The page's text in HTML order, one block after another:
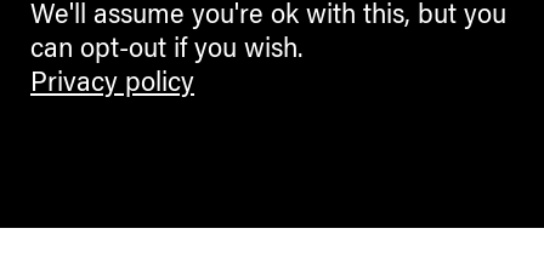
We'll assume you're ok with this, but you
can opt-out if you wish.
Privacy policy